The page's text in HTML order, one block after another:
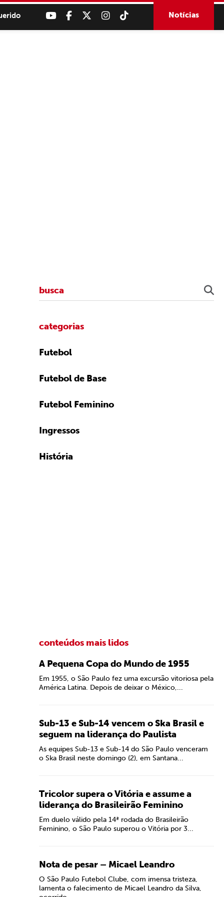
Notícias
categorias
Futebol
Futebol de Base
Futebol Feminino
Ingressos
História
conteúdos mais lidos
A Pequena Copa do Mundo de 1955
Em 1955, o São Paulo fez uma excursão vitoriosa pela
América Latina. Depois de deixar o México,...
Sub-13 e Sub-14 vencem o Ska Brasil e
seguem na liderança do Paulista
As equipes Sub-13 e Sub-14 do São Paulo venceram
o Ska Brasil neste domingo (2), em Santana...
Tricolor supera o Vitória e assume a
liderança do Brasileirão Feminino
Em duelo válido pela 14ª rodada do Brasileirão
Feminino, o São Paulo superou o Vitória por 3...
Nota de pesar – Micael Leandro
O São Paulo Futebol Clube, com imensa tristeza,
lamenta o falecimento de Micael Leandro da Silva,